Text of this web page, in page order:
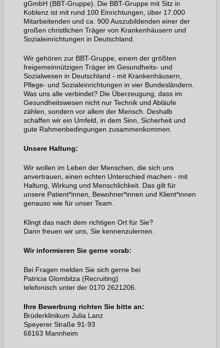
gGmbH (BBT-Gruppe). Die BBT-Gruppe mit Sitz in
Koblenz ist mit rund 100 Einrichtungen, über 17.000
Mitarbeitenden und ca. 900 Auszubildenden einer der
großen christlichen Träger von Krankenhäusern und
Sozialeinrichtungen in Deutschland.
Wir gehören zur BBT-Gruppe, einem der größten
freigemeinnützigen Träger im Gesundheits- und
Sozialwesen in Deutschland - mit Krankenhäusern,
Pflege- und Sozialeinrichtungen in vier Bundesländern.
Was uns alle verbindet? Die Überzeugung, dass im
Gesundheitswesen nicht nur Technik und Abläufe
zählen, sondern vor allem der Mensch. Deshalb
schaffen wir ein Umfeld, in dem Sinn, Sicherheit und
gute Rahmenbedingungen zusammenkommen.
Unsere Haltung:
Wir wollen im Leben der Menschen, die sich uns
anvertrauen, einen echten Unterschied machen - mit
Haltung, Wirkung und Menschlichkeit. Das gilt für
unsere Patient*innen, Bewohner*innen und Klient*innen
genauso wie für unser Team.
Klingt das nach dem richtigen Ort für Sie?
Dann freuen wir uns, Sie kennenzulernen.
Wir informieren Sie gerne vorab:
Bei Fragen melden Sie sich gerne bei
Patricia Glombitza (Recruiting)
telefonisch unter der 0170 2621206.
Ihre Bewerbung richten Sie bitte an:
Brüderklinikum Julia Lanz
Speyerer Straße 91-93
68163 Mannheim